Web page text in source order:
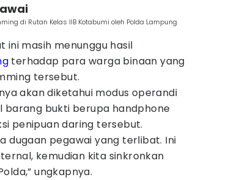
di Rutan Kelas IIB Kotabumi oleh Polda Lampung.
ini masih menunggu hasil
terhadap para warga binaan yang
tersebut.
akan diketahui modus operandi
barang bukti berupa handphone
penipuan daring tersebut.
dugaan pegawai yang terlibat. Ini
kemudian kita sinkronkan
ungkapnya.